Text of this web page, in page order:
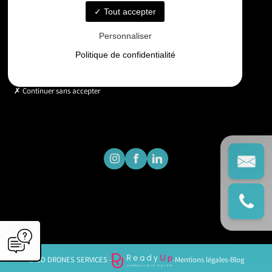
Horaires
Lundi - Vendredi : 9h - 18h
© GD DRONES SERVICES - -Mentions légales-Blog
Tout accepter
Personnaliser
Politique de confidentialité
Continuer sans accepter